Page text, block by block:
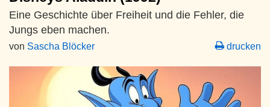
Eine Geschichte über Freiheit und die Fehler, die
Jungs eben machen.
von Sascha Blöcker drucken